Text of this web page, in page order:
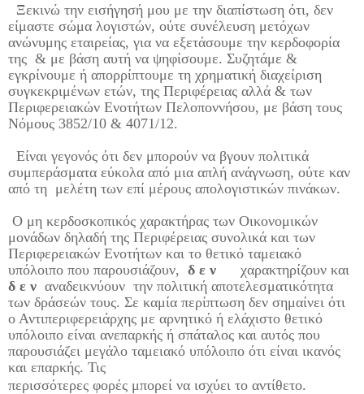
Ξεκινώ την εισήγησή μου με την διαπίστωση ότι, δεν
είμαστε σώμα λογιστών, ούτε συνέλευση μετόχων
ανώνυμης εταιρείας, για να εξετάσουμε την κερδοφορία
της & με βάση αυτή να ψηφίσουμε. Συζητάμε &
εγκρίνουμε ή απορρίπτουμε τη χρηματική διαχείριση
συγκεκριμένων ετών, της Περιφέρειας αλλά & των
Περιφερειακών Ενοτήτων Πελοποννήσου, με βάση τους
Νόμους 3852/10 & 4071/12.
Είναι γεγονός ότι δεν μπορούν να βγουν πολιτικά
συμπεράσματα εύκολα από μια απλή ανάγνωση, ούτε καν
από τη μελέτη των επί μέρους απολογιστικών πινάκων.
Ο μη κερδοσκοπικός χαρακτήρας των Οικονομικών
μονάδων δηλαδή της Περιφέρειας συνολικά και των
Περιφερειακών Ενοτήτων και το θετικό ταμειακό
υπόλοιπο που παρουσιάζουν, δ ε ν
χαρακτηρίζουν και
δ ε ν αναδεικνύουν την πολιτική αποτελεσματικότητα
των δράσεών τους. Σε καμία περίπτωση δεν σημαίνει ότι
ο Αντιπεριφερειάρχης με αρνητικό ή ελάχιστο θετικό
υπόλοιπο είναι ανεπαρκής ή σπάταλος και αυτός που
παρουσιάζει μεγάλο ταμειακό υπόλοιπο ότι είναι ικανός
και επαρκής. Τις
περισσότερες φορές μπορεί να ισχύει το αντίθετο.